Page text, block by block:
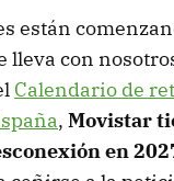
están
lleva con
Calendario de
, Movistar
en